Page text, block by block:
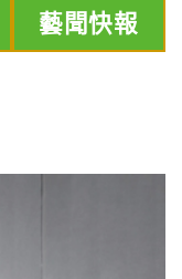
藝聞快報